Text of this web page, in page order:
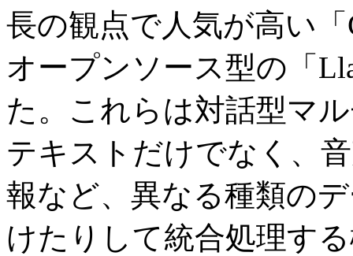
長の観点で人気が高い
オープンソース型の「
た。これらは対話型マ
テキストだけでなく、
報など、異なる種類の
けたりして統合処理す